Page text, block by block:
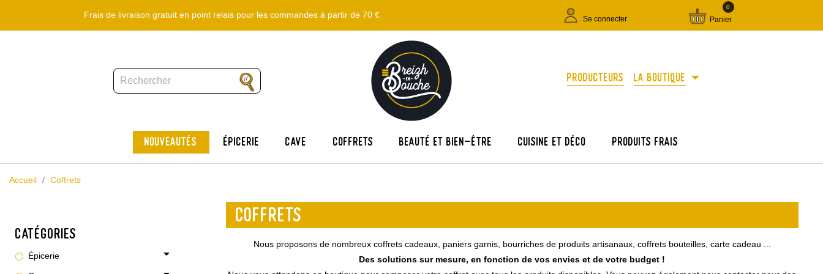
Frais de livraison gratuit en point relais pour les commandes à partir de 70 € Se connecter Panier
0
Producteurs La boutique arrow_drop_down
Nouveautés Épicerie Cave Coffrets Beauté et bien-être Cuisine et déco Produits frais
Accueil Coffrets
CATÉGORIES
Épicerie arrow_drop_down
COFFRETS
Nous proposons de nombreux coffrets cadeaux, paniers garnis, bourriches de produits artisanaux, coffrets bouteilles, carte cadeau ...
Des solutions sur mesure, en fonction de vos envies et de votre budget !